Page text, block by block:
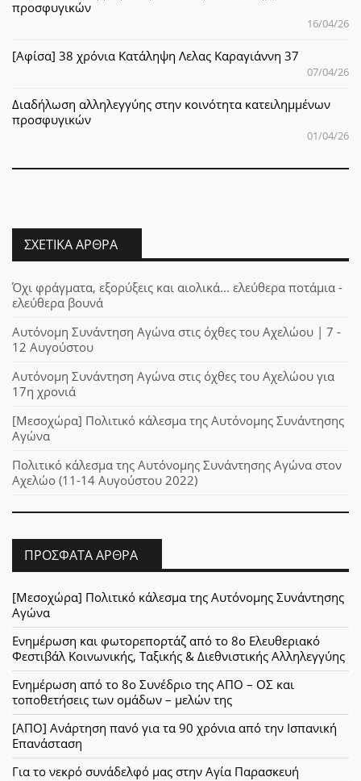
προσφυγικών
16/04/26
[Αφίσα] 38 χρόνια Κατάληψη Λελας Καραγιάννη 37
07/04/26
Διαδήλωση αλληλεγγύης στην κοινότητα κατειλημμένων
προσφυγικών
01/04/26
ΣΧΕΤΙΚΆ ΆΡΘΡΑ
Όχι φράγματα, εξορύξεις και αιολικά... ελεύθερα ποτάμια -
ελεύθερα βουνά
Αυτόνομη Συνάντηση Αγώνα στις όχθες του Αχελώου | 7 -
12 Αυγούστου
Αυτόνομη Συνάντηση Αγώνα στις όχθες του Αχελώου για
17η χρονιά
[Μεσοχώρα] Πολιτικό κάλεσμα της Αυτόνομης Συνάντησης
Αγώνα
Πολιτικό κάλεσμα της Αυτόνομης Συνάντησης Αγώνα στον
Αχελώο (11-14 Αυγούστου 2022)
ΠΡΌΣΦΑΤΑ ΆΡΘΡΑ
[Μεσοχώρα] Πολιτικό κάλεσμα της Αυτόνομης Συνάντησης
Αγώνα
Ενημέρωση και φωτορεπορτάζ από το 8ο Ελευθεριακό
Φεστιβάλ Κοινωνικής, Ταξικής & Διεθνιστικής Αλληλεγγύης
Ενημέρωση από το 8ο Συνέδριο της ΑΠΟ – ΟΣ και
τοποθετήσεις των ομάδων – μελών της
[ΑΠΟ] Ανάρτηση πανό για τα 90 χρόνια από την Ισπανική
Επανάσταση
Για το νεκρό συνάδελφό μας στην Αγία Παρασκευή